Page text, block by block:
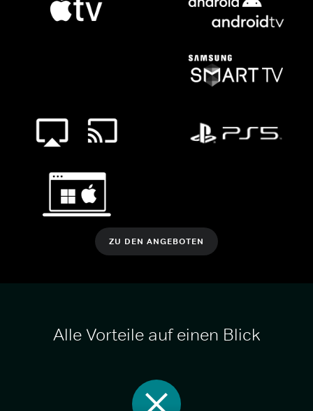
ZU DEN ANGEBOTEN
Alle Vorteile auf einen Blick